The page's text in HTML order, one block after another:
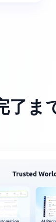
了ま